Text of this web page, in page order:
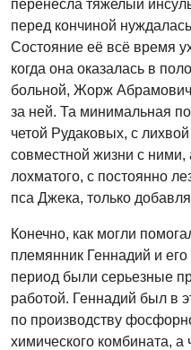
перенесла тяжелый
перед кончиной
Состояние её всё время
когда она оказалась в
больной, Жорж Абрамович
за ней. Та минимальная
четой Рудаковых, с
совместной жизни с ними,
лохматого, с постоянно
пса Джека, только
Конечно, как могли
племянник Геннадий и
период были серьезные
работой. Геннадий был в
по производству
химического комбината, а